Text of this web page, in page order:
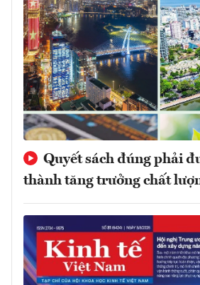
Quyết sách đúng phải
thành tăng trưởng chất